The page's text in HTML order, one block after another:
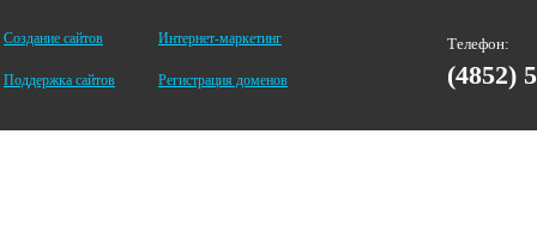
Создание сайтов Интернет-маркетинг
Поддержка сайтов Регистрация доменов
Телефон:
(4852)